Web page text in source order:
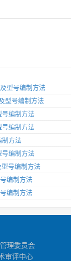
型号编制方法
型号编制方法
编制方法
编制方法
制方法
编制方法
号编制方法
编制方法
编制方法
理委员会
审评中心